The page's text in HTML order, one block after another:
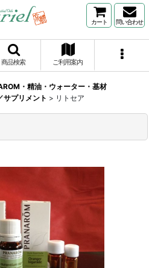
カート 問い合わせ
商品検索 ご利用案内
・精油・ウォーター・基材
サプリメント > リトセア